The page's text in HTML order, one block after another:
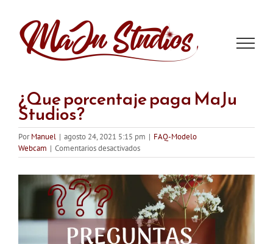
contenido
¿Que porcentaje paga MaJu
Studios?
PorManuel | agosto 24, 2021 5:15 pm | FAQ-Modelo
Webcam | Comentarios desactivadosen
¿Que
paga
MaJu
Studios?